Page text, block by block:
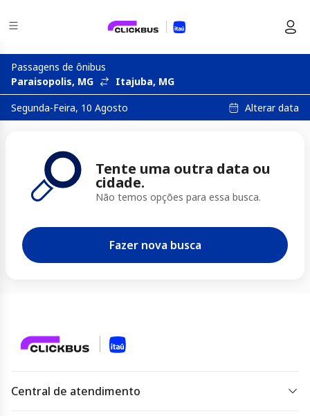
Passagens de ônibus
Paraisopolis, MG
Itajuba, MG
Segunda-Feira, 10 Agosto
Alterar data
Tente uma outra data ou
cidade.
Não temos opções para essa busca.
Fazer nova busca
Central de atendimento